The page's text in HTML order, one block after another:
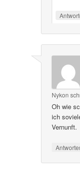
Nykon
Oh wie
ich
Vernunft.